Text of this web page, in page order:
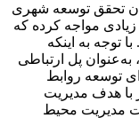
تحقق توسعه شهری
زیادی مواجه کرده که
توجه به اینکه
پل ارتباطی
توسعه روابط
با هدف مدیریت
مدیریت محیط